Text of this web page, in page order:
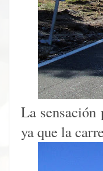
La sensación
ya que la